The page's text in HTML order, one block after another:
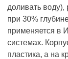
доливать воду),
при 30%
применяется в
системах.
пластика, а на